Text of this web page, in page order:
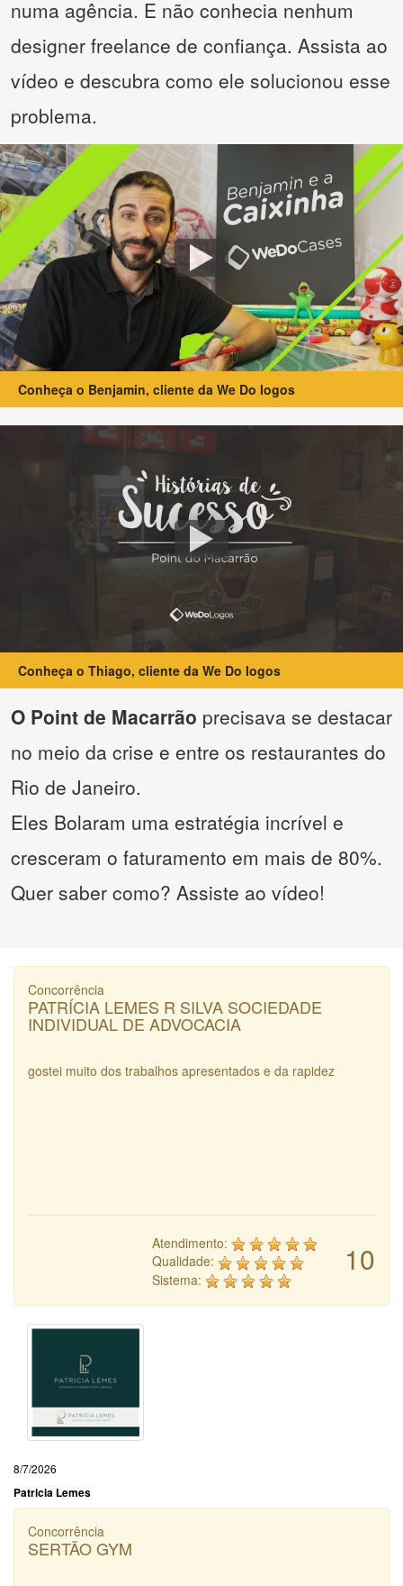
numa agência. E não conhecia nenhum
designer freelance de confiança. Assista ao
vídeo e descubra como ele solucionou esse
problema.
Conheça o Benjamin, cliente da We Do logos
Conheça o Thiago, cliente da We Do logos
O Point de Macarrão precisava se destacar
no meio da crise e entre os restaurantes do
Rio de Janeiro.
Eles Bolaram uma estratégia incrível e
cresceram o faturamento em mais de 80%.
Quer saber como? Assiste ao vídeo!
Concorrência
PATRÍCIA LEMES R SILVA SOCIEDADE
INDIVIDUAL DE ADVOCACIA
gostei muito dos trabalhos apresentados e da rapidez
10
Atendimento:
Qualidade:
Sistema:
8/7/2026
Patricia Lemes
Concorrência
SERTÃO GYM